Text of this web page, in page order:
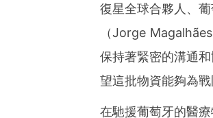
復星全球合夥人、
（Jorge
保持著緊密的溝通
望這批物資能夠為戰
在馳援葡萄牙的醫